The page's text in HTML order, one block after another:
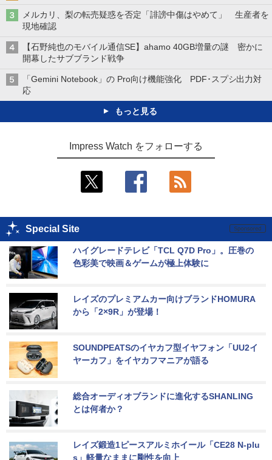
メルカリ、梨の転売疑惑を否定「誹謗中傷はやめて」 生産者を
現地確認
【石野純也のモバイル通信SE】ahamo 40GB増量の謎 密かに
開幕したサブブランド戦争
「Gemini Notebook」の Pro向け機能強化 PDF･スプシ出力対
応
もっと見る
Impress Watch をフォローする
Special Site
ハイグレードテレビ「TCL Q7D Pro」。圧巻の
色彩美で映画＆ゲームが極上体験に
レイズのプレミアムカー向けブランドHOMURA
から「2×9R」が登場！
SOUNDPEATSのイヤカフ型イヤフォン「UU2イ
ヤーカフ」をイヤカフマニアが語る
総合オーディオブランドに進化するSHANLING
とは何者か？
レイズ鍛造1ピースアルミホイール「CE28 N-plu
s」軽量なままに剛性を向上